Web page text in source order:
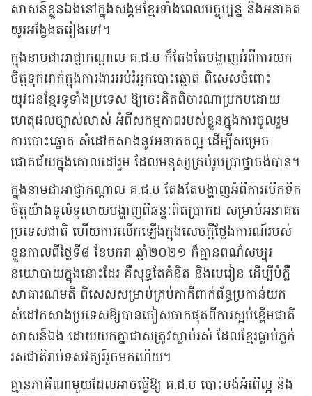
សាសន៍ខ្លួនឯងនៅក្នុងសង្គមខ្មែរទាំងពេលបច្ចុប្បន្ន និងអនាគត
យូរអង្វែងតរៀងទៅ។
ក្នុងនាមជាអាជ្ញាកណ្ដាល គ.ជ.ប ក៏តែងតែបង្ហាញអំពីការយក
ចិត្តទុកដាក់ក្នុងការងារអប់រំអ្នកបោះឆ្នោត ពិសេសចំពោះ
យុវជនខ្មែរទូទាំងប្រទេស ឱ្យចេះគិតពិចារណាប្រកបដោយ
ហេតុផលច្បាស់លាស់ អំពីសកម្មភាពរបស់ខ្លួនក្នុងការចូលរួម
ការបោះឆ្នោត សំដៅកសាងនូវអនាគតល្អ ដើម្បីសម្រេច
ជោគជ័យក្នុងគោលដៅរួម ដែលមនុស្សគ្រប់រូបប្រាថ្នាចង់បាន។
ក្នុងនាមជាអាជ្ញាកណ្ដាល គ.ជ.ប តែងតែបង្ហាញអំពីការបើកទឹក
ចិត្តយ៉ាងទូលំទូលាយបង្ហាញពីឆន្ទៈពិតប្រាកដ សម្រាប់អនាគត
ប្រទេសជាតិ ហើយការលើកឡើងក្នុងសេចក្ដីថ្លែងការណ៍របស់
ខ្លួនកាលពីថ្ងៃទី៨ ខែមករា ឆ្នាំ២០២១ ក៏គ្មានពណ៌សម្បុរ
នយោបាយក្នុងនោះដែរ គឺសុទ្ធតែគំនិត និងមេរៀន ដើម្បីបំភ្លឺ
សាធារណមតិ ពិសេសសម្រាប់គ្រប់ភាគីពាក់ព័ន្ធប្រកាន់យក
សំដៅកសាងប្រទេសឱ្យបានចៀសចាកផុតពីការស្អប់ខ្ពើមជាតិ
សាសន៍ឯង ដោយយកគ្នាជាសត្រូវស្លាប់រស់ ដែលខ្មែរធ្លាប់ភ្លក់
រសជាតិរាប់ទសវត្សរ៍រួចមកហើយ។
គ្មានភាគីណាមួយដែលអាចធ្វើឱ្យ គ.ជ.ប បោះបង់អំពើល្អ និង